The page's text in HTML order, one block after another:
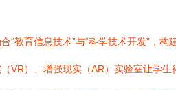
“教育信息技术”与“科学技术开发”，
VR）、增强现实（AR）实验室让学